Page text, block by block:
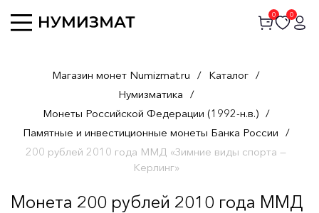
0 0
Магазин монет Numizmat.ru / Каталог /
Нумизматика /
Монеты Российской Федерации (1992-н.в.) /
Памятные и инвестиционные монеты Банка России /
200 рублей 2010 года ММД «Зимние виды спорта —
Керлинг»
Монета 200 рублей 2010 года ММД